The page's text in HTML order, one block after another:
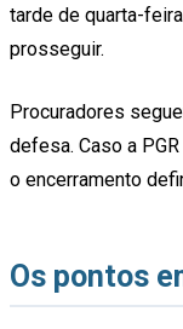
tarde de quarta-
prosseguir.
Procuradores
defesa. Caso a
o encerramento
Os pontos